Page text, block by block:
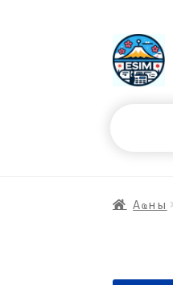
ナ
ビ
ゲ
ス
コ
ン
テ
プ Аҩны